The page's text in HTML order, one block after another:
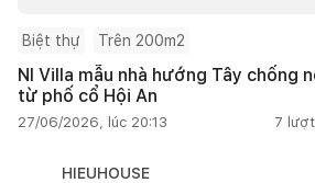
Biệt thự Trên 200m2
NI Villa mẫu nhà hướng Tây chống
từ phố cổ Hội An
27/06/2026, lúc 20:13 7
HIEUHOUSE